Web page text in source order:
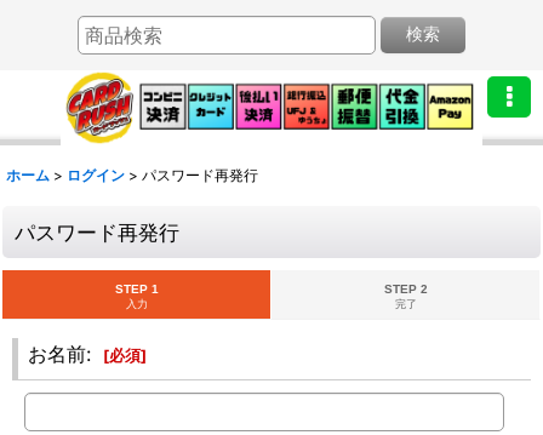
検索
ホーム > ログイン > パスワード再発行
パスワード再発行
STEP 1
入力
STEP 2
完了
お名前: [必須]